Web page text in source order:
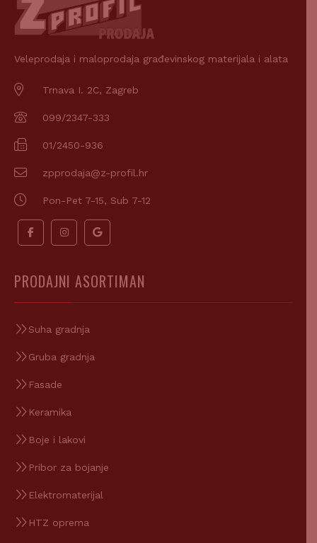
Veleprodaja i maloprodaja građevinskog materijala i alata
Trnava I. 2C, Zagreb
099/2347-333
01/2450-936
zpprodaja@z-profil.hr
Pon-Pet 7-15, Sub 7-12
PRODAJNI ASORTIMAN
Suha gradnja
Gruba gradnja
Fasade
Keramika
Boje i lakovi
Pribor za bojanje
Elektromaterijal
HTZ oprema